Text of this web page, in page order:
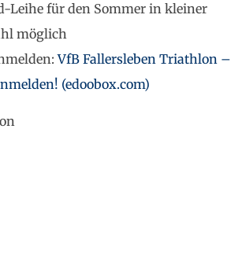
Leihe für den Sommer in kleiner
möglich
VfB Fallersleben Triathlon –
(edoobox.com)